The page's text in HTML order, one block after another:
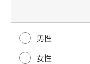
男性
女性